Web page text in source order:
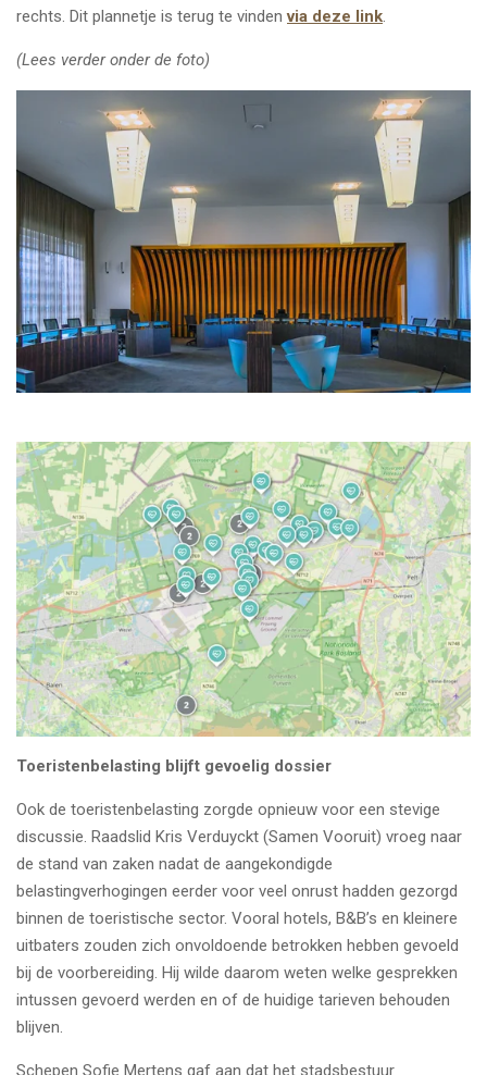
rechts. Dit plannetje is terug te vindenvia deze link.
(Lees verder onder de foto)
Toeristenbelasting blijft gevoelig dossier
Ook de toeristenbelasting zorgde opnieuw voor een stevige
discussie. Raadslid Kris Verduyckt (Samen Vooruit) vroeg naar
de stand van zaken nadat de aangekondigde
belastingverhogingen eerder voor veel onrust hadden gezorgd
binnen de toeristische sector. Vooral hotels, B&B’s en kleinere
uitbaters zouden zich onvoldoende betrokken hebben gevoeld
bij de voorbereiding. Hij wilde daarom weten welke gesprekken
intussen gevoerd werden en of de huidige tarieven behouden
blijven.